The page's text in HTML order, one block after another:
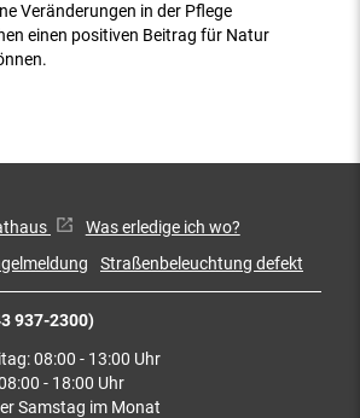
Veränderungen in der Pflege
einen positiven Beitrag für Natur
937-2300)
08:00 - 13:00 Uhr
- 18:00 Uhr
Samstag im Monat
Was erledige ich wo?
Straßenbeleuchtung defekt